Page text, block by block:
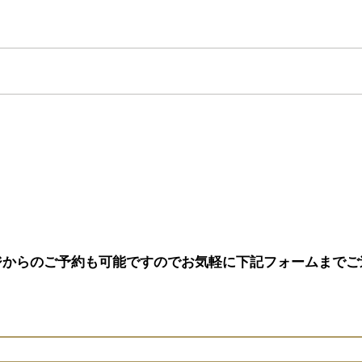
らのご予約も可能ですのでお気軽に下記フォームまで